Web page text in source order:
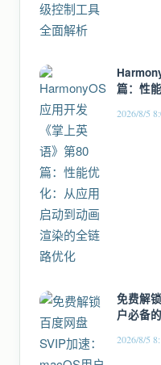
篇：性
2026/8/5
免费解
户必备
2026/8/5